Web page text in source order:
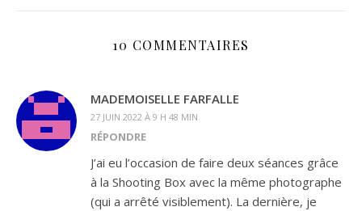
10 COMMENTAIRES
MADEMOISELLE FARFALLE
27 JUIN 2022 À 9 H 48 MIN
RÉPONDRE
J’ai eu l’occasion de faire deux séances grâce
à la Shooting Box avec la même photographe
(qui a arrêté visiblement). La dernière, je